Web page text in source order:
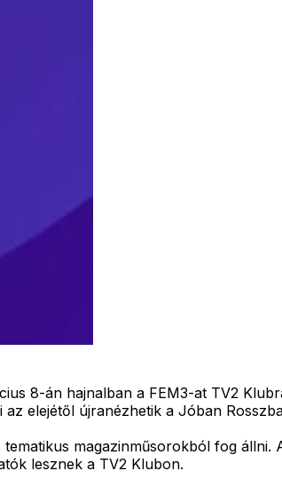
8-án hajnalban a FEM3-at TV2
elejétől újranézhetik a Jóban
magazinműsorokból fog állni.
lesznek a TV2 Klubon.